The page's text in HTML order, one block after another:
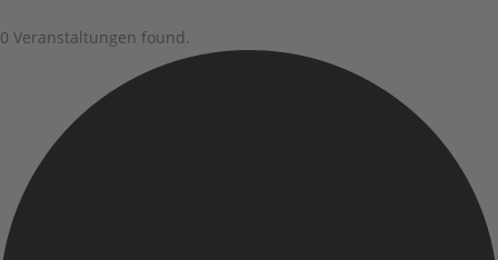
0 Veranstaltungen found.